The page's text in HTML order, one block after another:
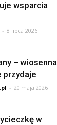
wsparcia
- 8 lipca 2026
– wiosenna
przydaje
- 20 maja 2026
w